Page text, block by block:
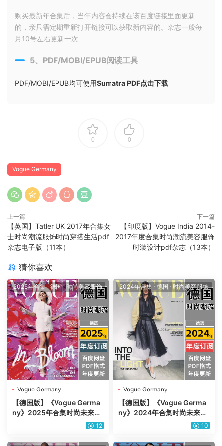
购买最新年合集后，当年内容会持续在该百度链接里面更新
的，亲只需定期重新打开链接可以获取新内容的。杂志一般每
月10号左右更新一次
5、PDF/MOBI/EPUB阅读工具
PDF/MOBI/EPUB均可使用Sumatra PDF点击下载
0 0
Vogue Germany
上一篇
【英国】Tatler UK 2017年合集女
士时尚潮流服饰时尚穿搭生活pdf
杂志电子版（11本）
下一篇
【印度版】Vogue India 2014-
2017年度合集时尚潮流美容服饰
时装设计pdf杂志（13本）
猜你喜欢
2025年合集·德国·时尚美容服饰
Vogue Germany
【德国版】《Vogue Germa
ny》2025年合集时尚未来趋
势时装服饰美容穿搭设计杂志
12
2024年合集 · 德国 · 时尚美容服饰
Vogue Germany
【德国版】《Vogue Germa
ny》2024年合集时尚未来趋
势时装服饰美容穿搭设计杂志
10